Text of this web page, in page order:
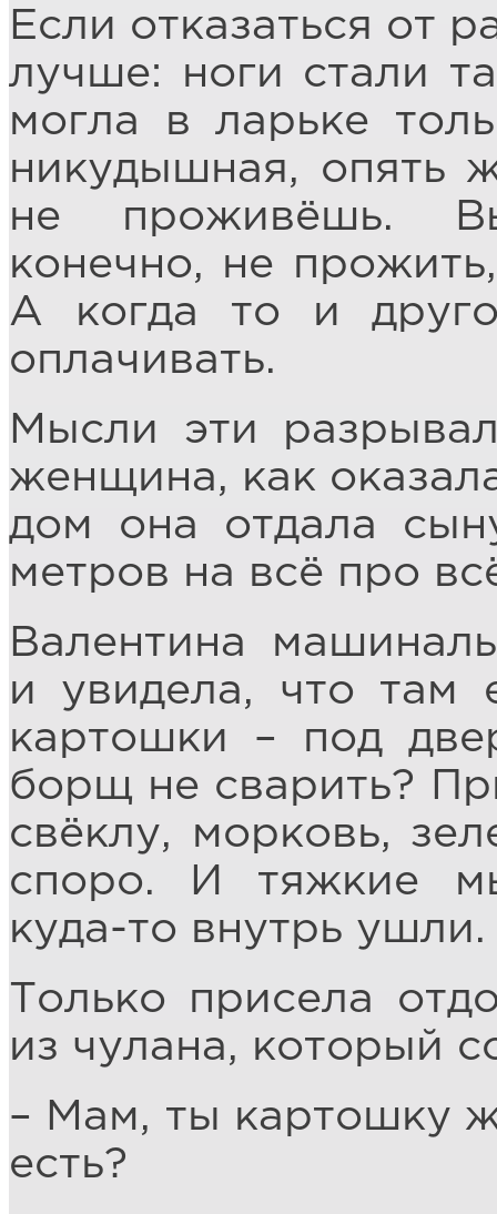
Если отказаться от
лучше: ноги стали
могла в ларьке
никудышная, опять
не проживёшь.
конечно, не
А когда то и
оплачивать.
Мысли эти
женщина, как
дом она отдала
метров на всё про
Валентина
и увидела, что там
картошки – под
борщ не сварить?
свёклу, морковь,
споро. И тяжкие
куда-то внутрь ушли.
Только присела
из чулана, который
– Мам, ты картошку
есть?